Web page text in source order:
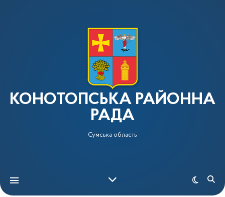
КОНОТОПСЬКА РАЙОННА
РАДА
Сумська область